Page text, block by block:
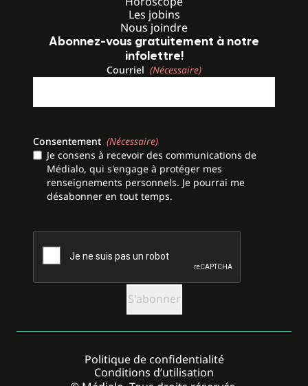
Les jobins
Nous joindre
Abonnez-vous gratuitement à notre
infolettre!
Courriel (Nécessaire)
Consentement (Nécessaire)
Je consens à recevoir des communications de
Médialo, qui s'engage à protéger mes
renseignements personnels. Je pourrai me
désabonner en tout temps.
CAPTCHA
Politique de confidentialité
Conditions d’utilisation